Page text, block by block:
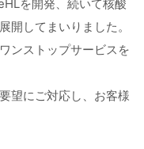
を開発、続いて核酸
開してまいりました。
ンストップサービスを
望にご対応し、お客様